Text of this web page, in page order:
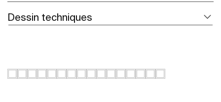
Dessin techniques